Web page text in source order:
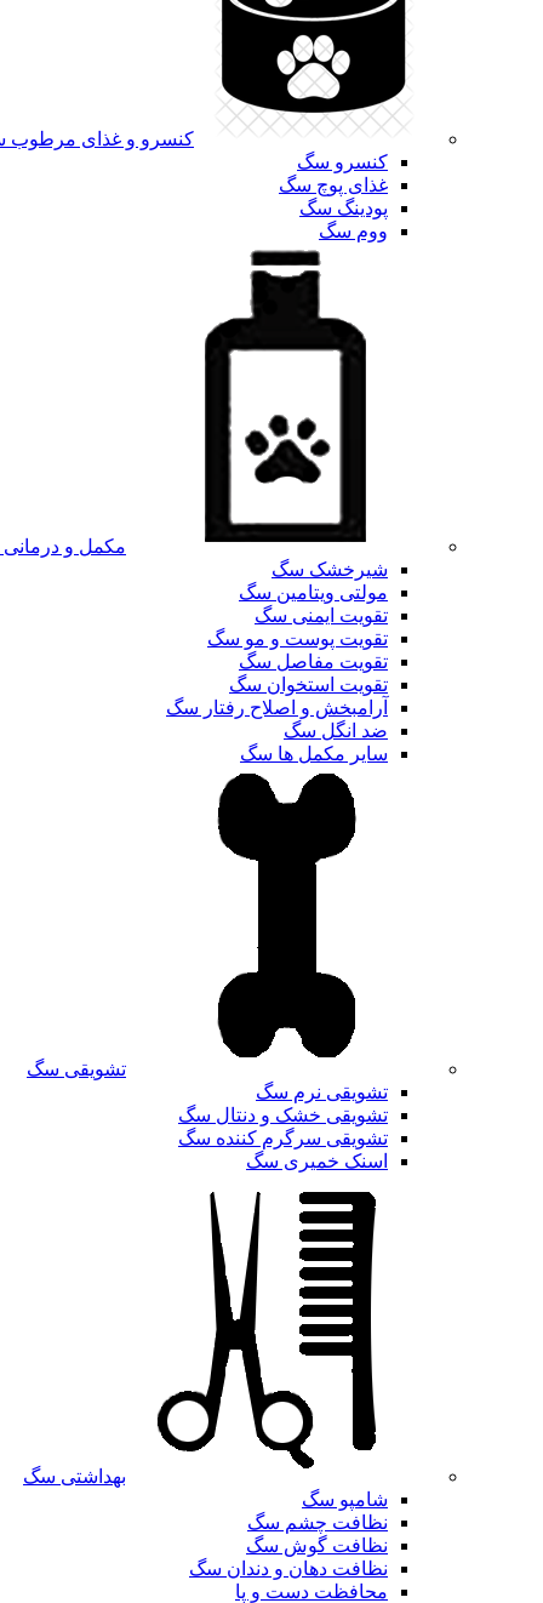
کنسرو و غذای
کنسرو سگ
غذای پوچ سگ
پودینگ سگ
ووم سگ
مکمل و
شیرخشک سگ
مولتی ویتامین سگ
تقویت ایمنی سگ
تقویت پوست و مو سگ
تقویت مفاصل سگ
تقویت استخوان سگ
آرامبخش و اصلاح رفتار سگ
ضد انگل سگ
سایر مکمل ها سگ
تشویقی سگ
تشویقی نرم سگ
تشویقی خشک و دنتال سگ
تشویقی سرگرم کننده سگ
اسنک خمیری سگ
بهداشتی سگ
شامپو سگ
نظافت چشم سگ
نظافت گوش سگ
نظافت دهان و دندان سگ
محافظت دست و پا